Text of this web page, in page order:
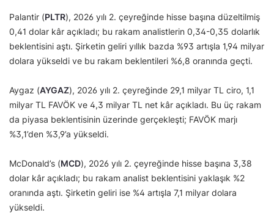
Palantir (PLTR), 2026 yılı 2. çeyreğinde hisse başına düzeltilmiş
0,41 dolar kâr açıkladı; bu rakam analistlerin 0,34-0,35 dolarlık
beklentisini aştı. Şirketin geliri yıllık bazda %93 artışla 1,94 milyar
dolara yükseldi ve bu rakam beklentileri %6,8 oranında geçti.
Aygaz (AYGAZ), 2026 yılı 2. çeyreğinde 29,1 milyar TL ciro, 1,1
milyar TL FAVÖK ve 4,3 milyar TL net kâr açıkladı. Bu üç rakam
da piyasa beklentisinin üzerinde gerçekleşti; FAVÖK marjı
%3,1’den %3,9’a yükseldi.
McDonald’s (MCD), 2026 yılı 2. çeyreğinde hisse başına 3,38
dolar kâr açıkladı; bu rakam analist beklentisini yaklaşık %2
oranında aştı. Şirketin geliri ise %4 artışla 7,1 milyar dolara
yükseldi.